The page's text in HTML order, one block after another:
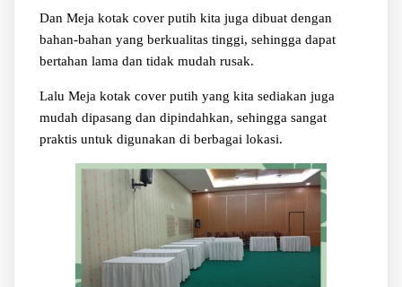
Dan Meja kotak cover putih kita juga dibuat dengan
bahan-bahan yang berkualitas tinggi, sehingga dapat
bertahan lama dan tidak mudah rusak.
Lalu Meja kotak cover putih yang kita sediakan juga
mudah dipasang dan dipindahkan, sehingga sangat
praktis untuk digunakan di berbagai lokasi.